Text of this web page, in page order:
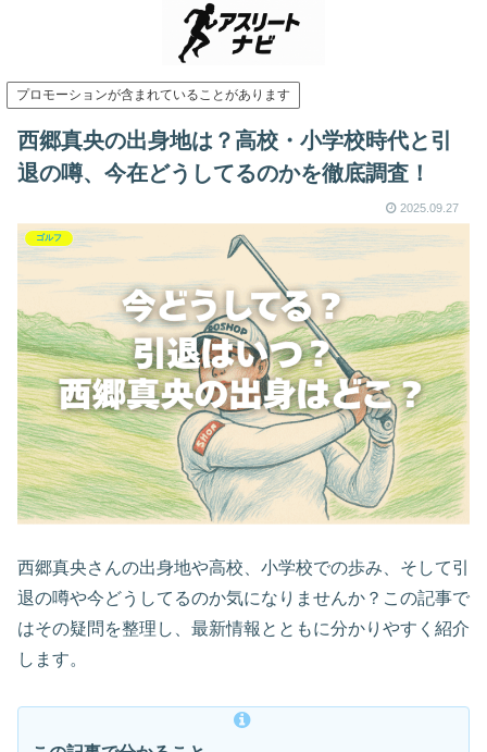
プロモーションが含まれていることがあります
西郷真央の出身地は？高校・小学校時代と引
退の噂、今在どうしてるのかを徹底調査！
2025.09.27
ゴルフ
西郷真央さんの出身地や高校、小学校での歩み、そして引
退の噂や今どうしてるのか気になりませんか？この記事で
はその疑問を整理し、最新情報とともに分かりやすく紹介
します。